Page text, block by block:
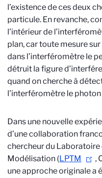
l’existence de ces deux
particule. En revanche,
l’intérieur de
plan, car toute mesure
dans l’interféromètre le
détruit la figure
quand on cherche à
l’interféromètre le photon
Dans une nouvelle
d’une collaboration
chercheur du Laboratoire
Modélisation (LPTM
,
une approche originale a